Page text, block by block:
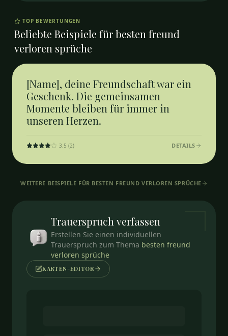
TOP BEWERTUNGEN
Beliebte Beispiele fürbesten freund
verloren sprüche
[Name], deine Freundschaft war ein
Geschenk. Die gemeinsamen
Momente bleiben für immer in
unseren Herzen.
3.5 (2) DETAILS
WEITERE BEISPIELE FÜR BESTEN FREUND VERLOREN SPRÜCHE
Trauerspruch verfassen
Erstellen Sie einen individuellen
Trauerspruch zum Thema besten freund
verloren sprüche
KARTEN-EDITOR